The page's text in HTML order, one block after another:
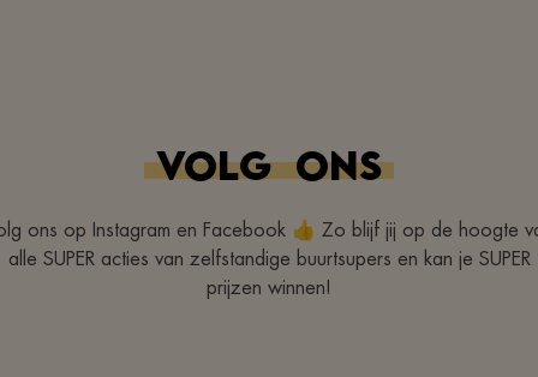
VOLG ONS
ons op Instagram en Facebook 👍 Zo blijf jij op de hoogte
alle SUPER acties van zelfstandige buurtsupers en kan je SUPER
prijzen winnen!